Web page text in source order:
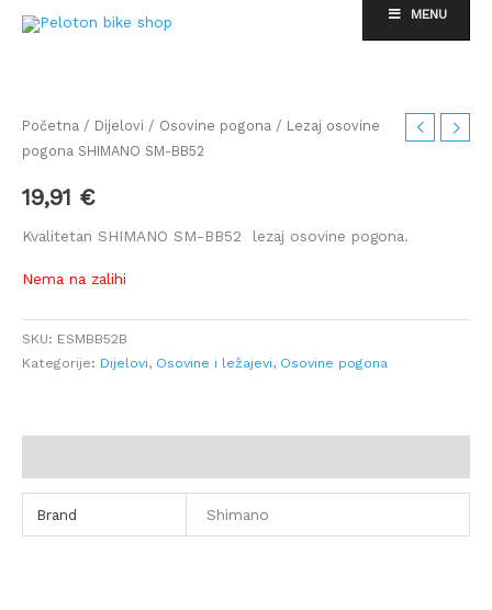
Skip
MENU
Početna / Dijelovi / Osovine pogona / Lezaj osovine
pogona SHIMANO SM-BB52
19,91 €
Kvalitetan SHIMANO SM-BB52 lezaj osovine pogona.
Nema na zalihi
SKU: ESMBB52B
Kategorije: Dijelovi, Osovine i ležajevi, Osovine pogona
Brand Shimano